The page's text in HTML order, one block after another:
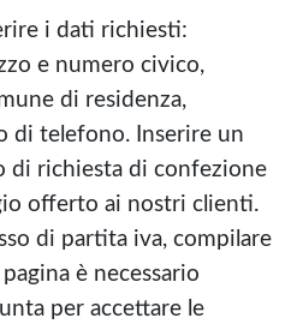
i dati richiesti:
e numero civico,
di residenza,
di telefono. Inserire un
di richiesta di confezione
offerto ai nostri clienti.
di partita iva, compilare
è necessario
per accettare le